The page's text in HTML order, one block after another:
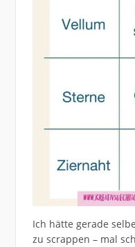
Ich hätte gerade
zu scrappen – mal